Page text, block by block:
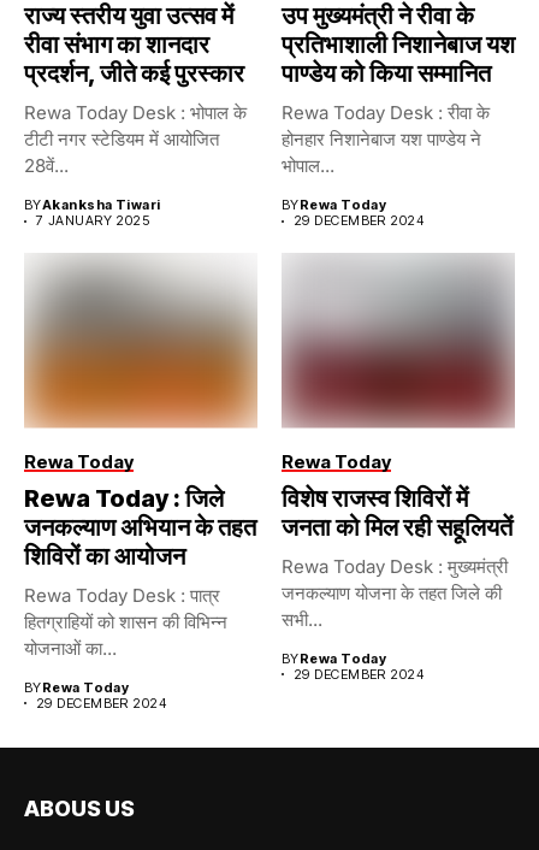
राज्य स्तरीय युवा उत्सव में
रीवा संभाग का शानदार
प्रदर्शन, जीते कई पुरस्कार
Rewa Today Desk : भोपाल के
टीटी नगर स्टेडियम में आयोजित
28वें...
BYAkanksha Tiwari
7 JANUARY 2025
उप मुख्यमंत्री ने रीवा के
प्रतिभाशाली निशानेबाज यश
पाण्डेय को किया सम्मानित
Rewa Today Desk : रीवा के
होनहार निशानेबाज यश पाण्डेय ने
भोपाल...
BYRewa Today
29 DECEMBER 2024
Rewa Today
Rewa Today : जिले
जनकल्याण अभियान के तहत
शिविरों का आयोजन
Rewa Today Desk : पात्र
हितग्राहियों को शासन की विभिन्न
योजनाओं का...
BYRewa Today
29 DECEMBER 2024
Rewa Today
विशेष राजस्व शिविरों में
जनता को मिल रही सहूलियतें
Rewa Today Desk : मुख्यमंत्री
जनकल्याण योजना के तहत जिले की
सभी...
BYRewa Today
29 DECEMBER 2024
ABOUS US